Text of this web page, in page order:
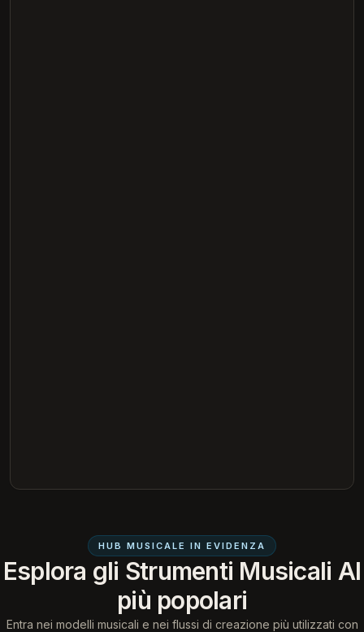
HUB MUSICALE IN EVIDENZA
Esplora gli Strumenti Musicali AI
più popolari
Entra nei modelli musicali e nei flussi di creazione più utilizzati con